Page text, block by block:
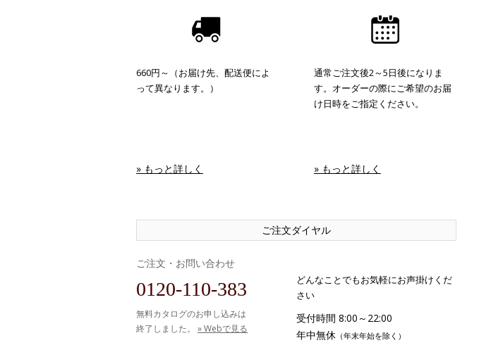
660円～（お届け先、配送便によ
って異なります。）
» もっと詳しく
通常ご注文後2～5日後になりま
す。オーダーの際にご希望のお届
け日時をご指定ください。
» もっと詳しく
ご注文ダイヤル
ご注文・お問い合わせ
0120-110-383
無料カタログのお申し込みは
終了しました。 » Webで見る
どんなことでもお気軽にお声掛けくだ
さい
受付時間 8:00～22:00
年中無休 （年末年始を除く）